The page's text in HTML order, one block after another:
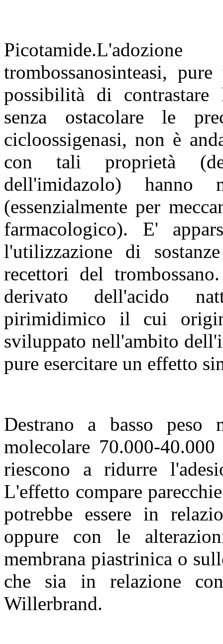
trombossanosinteasi,
possibilità di contrastare
senza ostacolare le
cicloossigenasi, non è
con tali proprietà
dell'imidazolo) hanno
(essenzialmente per
farmacologico). E'
l'utilizzazione di
recettori del
derivato dell'acido
pirimidimico il cui
sviluppato nell'ambito
pure esercitare un effetto
Destrano a basso peso
molecolare 70.000-
riescono a ridurre
L'effetto compare
potrebbe essere in
oppure con le
membrana piastrinica o
che sia in relazione
Willerbrand.